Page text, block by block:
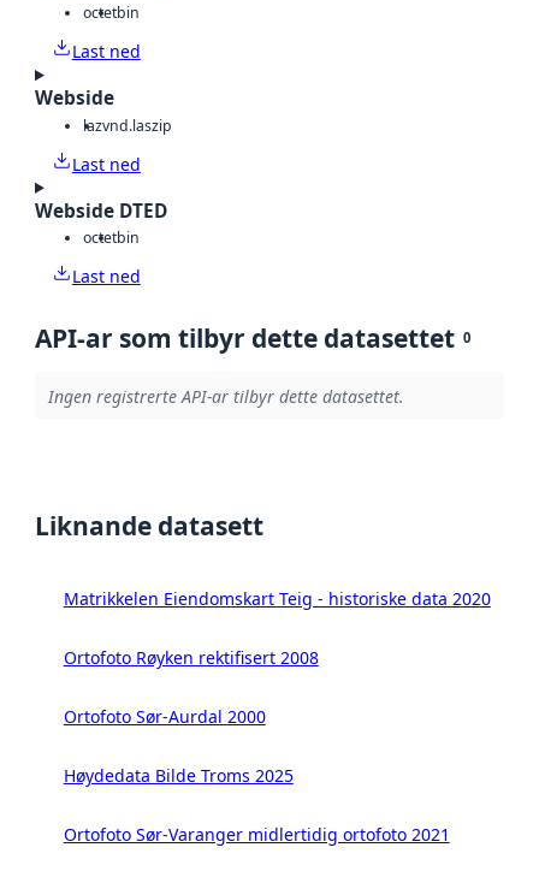
octetbin
Last ned
Webside
lazvnd.laszip
Last ned
Webside DTED
octetbin
Last ned
API-ar som tilbyr dette datasettet 0
Ingen registrerte API-ar tilbyr dette datasettet.
Liknande datasett
Matrikkelen Eiendomskart Teig - historiske data 2020
Ortofoto Røyken rektifisert 2008
Ortofoto Sør-Aurdal 2000
Høydedata Bilde Troms 2025
Ortofoto Sør-Varanger midlertidig ortofoto 2021